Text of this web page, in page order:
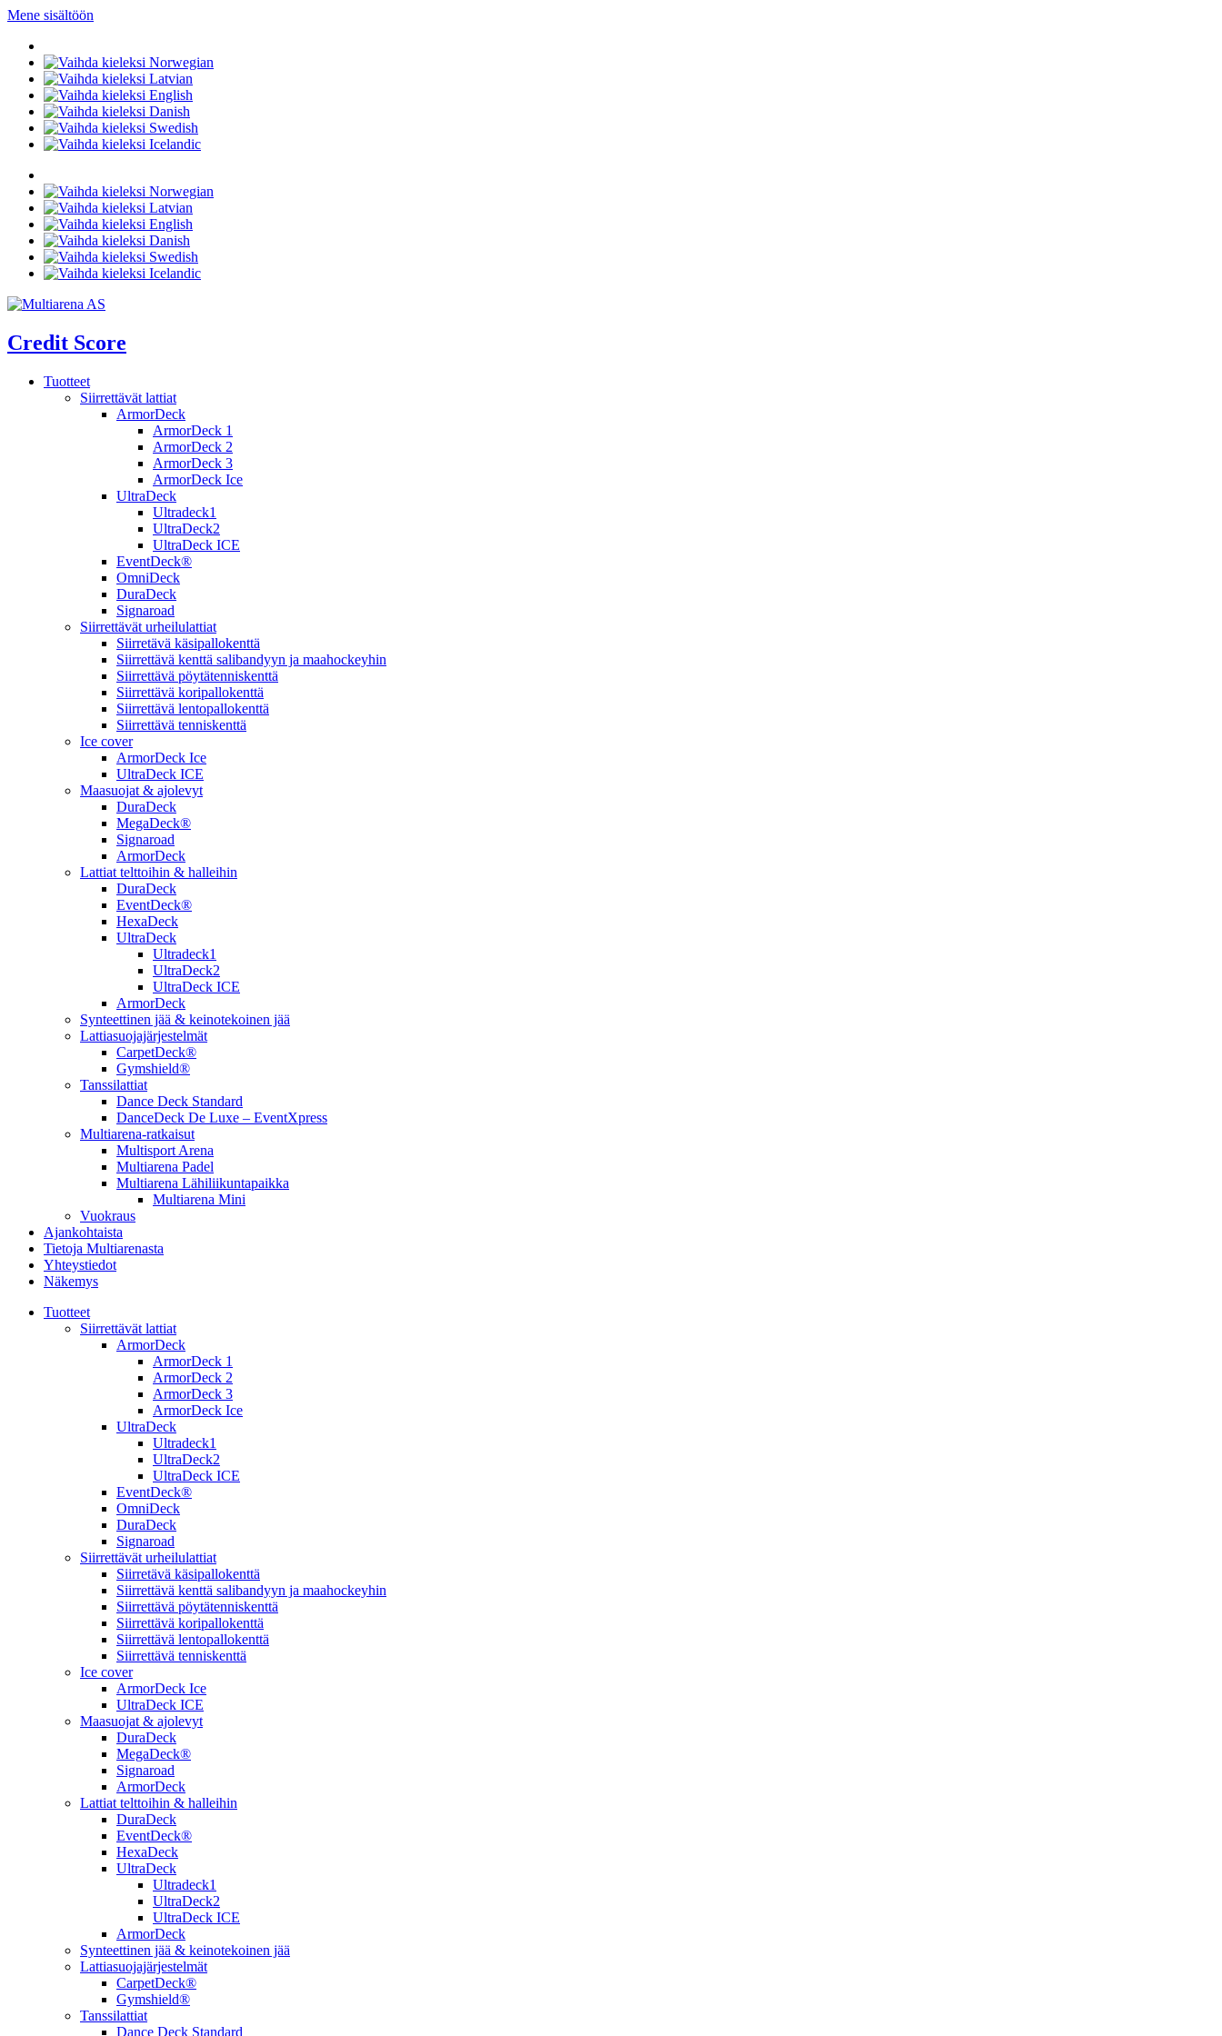
Mene sisältöön
Credit Score
Tuotteet
Siirrettävät lattiat
ArmorDeck
ArmorDeck 1
ArmorDeck 2
ArmorDeck 3
ArmorDeck Ice
UltraDeck
Ultradeck1
UltraDeck2
UltraDeck ICE
EventDeck®
OmniDeck
DuraDeck
Signaroad
Siirrettävät urheilulattiat
Siirretävä käsipallokenttä
Siirrettävä kenttä salibandyyn ja maahockeyhin
Siirrettävä pöytätenniskenttä
Siirrettävä koripallokenttä
Siirrettävä lentopallokenttä
Siirrettävä tenniskenttä
Ice cover
ArmorDeck Ice
UltraDeck ICE
Maasuojat & ajolevyt
DuraDeck
MegaDeck®
Signaroad
ArmorDeck
Lattiat telttoihin & halleihin
DuraDeck
EventDeck®
HexaDeck
UltraDeck
Ultradeck1
UltraDeck2
UltraDeck ICE
ArmorDeck
Synteettinen jää & keinotekoinen jää
Lattiasuojajärjestelmät
CarpetDeck®
Gymshield®
Tanssilattiat
Dance Deck Standard
DanceDeck De Luxe – EventXpress
Multiarena-ratkaisut
Multisport Arena
Multiarena Padel
Multiarena Lähiliikuntapaikka
Multiarena Mini
Vuokraus
Ajankohtaista
Tietoja Multiarenasta
Yhteystiedot
Näkemys
Tuotteet
Siirrettävät lattiat
ArmorDeck
ArmorDeck 1
ArmorDeck 2
ArmorDeck 3
ArmorDeck Ice
UltraDeck
Ultradeck1
UltraDeck2
UltraDeck ICE
EventDeck®
OmniDeck
DuraDeck
Signaroad
Siirrettävät urheilulattiat
Siirretävä käsipallokenttä
Siirrettävä kenttä salibandyyn ja maahockeyhin
Siirrettävä pöytätenniskenttä
Siirrettävä koripallokenttä
Siirrettävä lentopallokenttä
Siirrettävä tenniskenttä
Ice cover
ArmorDeck Ice
UltraDeck ICE
Maasuojat & ajolevyt
DuraDeck
MegaDeck®
Signaroad
ArmorDeck
Lattiat telttoihin & halleihin
DuraDeck
EventDeck®
HexaDeck
UltraDeck
Ultradeck1
UltraDeck2
UltraDeck ICE
ArmorDeck
Synteettinen jää & keinotekoinen jää
Lattiasuojajärjestelmät
CarpetDeck®
Gymshield®
Tanssilattiat
Dance Deck Standard